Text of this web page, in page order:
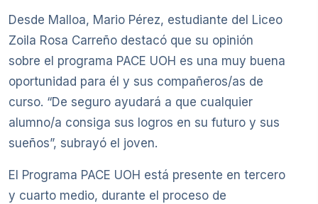
Desde Malloa, Mario Pérez, estudiante del Liceo
Zoila Rosa Carreño destacó que su opinión
sobre el programa PACE UOH es una muy buena
oportunidad para él y sus compañeros/as de
curso. “De seguro ayudará a que cualquier
alumno/a consiga sus logros en su futuro y sus
sueños”, subrayó el joven.
El Programa PACE UOH está presente en tercero
y cuarto medio, durante el proceso de